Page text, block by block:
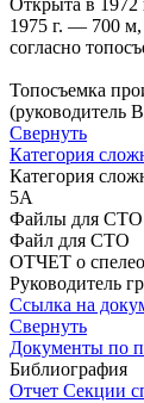
Открыта в 1972
1975 г. — 700
согласно
Топосъемка
(руководитель
Свернуть
Категория
Категория
5А
Файлы для СТО
Файл для СТО
ОТЧЕТ о
Руководитель
Ссылка на
Свернуть
Документы по
Библиография
Отчет Секции